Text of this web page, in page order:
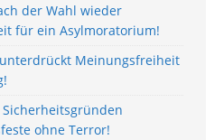
der Wahl wieder
für ein Asylmoratorium!
Meinungsfreiheit
ohne Terror!